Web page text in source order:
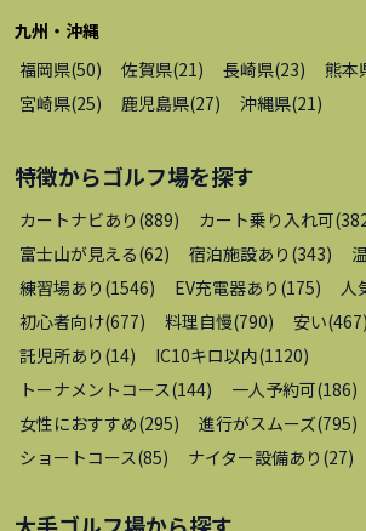
九州・沖縄
福岡県(50) 佐賀県(21 ) 長崎県(23) 熊本
宮崎県(25) 鹿児島県(27) 沖縄県(21 )
特徴からゴルフ場を探す
カートナビあり (889) カート乗り入れ可(
富士山が見える(62) 宿泊施設あり (343)
練習場あり (1546) EV充電器あり (175) 人
初心者向け(677) 料理自慢(790) 安い(467)
託児所あり (14) IC10キロ以内(1120)
トーナメントコース(144) 一人予約可(186)
女性におすすめ(295) 進行がスムーズ(795)
ショートコース(85) ナイター設備あり (27)